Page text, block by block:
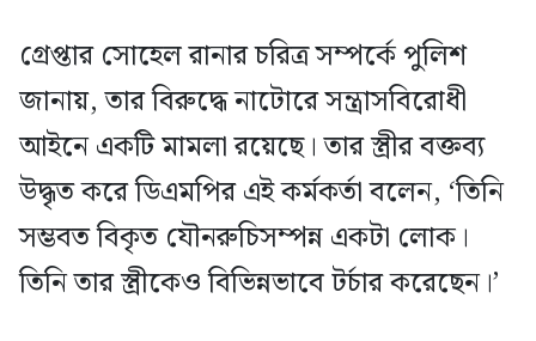
গ্রেপ্তার সোহেল রানার চরিত্র সম্পর্কে পুলিশ
জানায়, তার বিরুদ্ধে নাটোরে সন্ত্রাসবিরোধী
আইনে একটি মামলা রয়েছে। তার স্ত্রীর বক্তব্য
উদ্ধৃত করে ডিএমপির এই কর্মকর্তা বলেন, ‘তিনি
সম্ভবত বিকৃত যৌনরুচিসম্পন্ন একটা লোক।
তিনি তার স্ত্রীকেও বিভিন্নভাবে টর্চার করেছেন।’